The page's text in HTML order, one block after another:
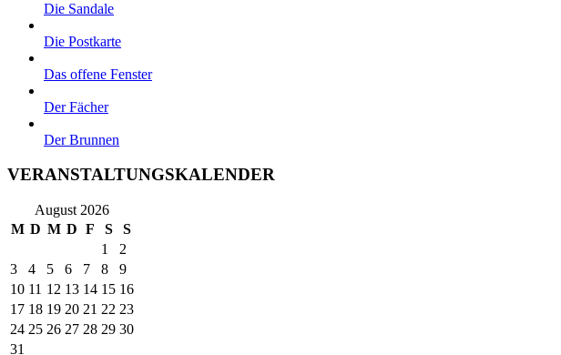
Die Sandale
Die Postkarte
Das offene Fenster
Der Fächer
Der Brunnen
VERANSTALTUNGSKALENDER
August 2026
M D M D F S
S
1
2
3
4 5 6 7 8
9
10 11 12 13 14 15 16
17 18 19 20 21 22 23
24 25 26 27 28 29 30
31